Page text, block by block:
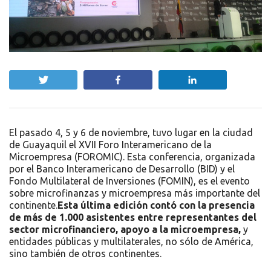
El pasado 4, 5 y 6 de noviembre, tuvo lugar en la ciudad
de Guayaquil el XVII Foro Interamericano de la
Microempresa (FOROMIC). Esta conferencia, organizada
por el Banco Interamericano de Desarrollo (BID) y el
Fondo Multilateral de Inversiones (FOMIN), es el evento
sobre microfinanzas y microempresa más importante del
continente.Esta última edición contó con la presencia
de más de 1.000 asistentes entre representantes del
sector microfinanciero, apoyo a la microempresa, y
entidades públicas y multilaterales, no sólo de América,
sino también de otros continentes.